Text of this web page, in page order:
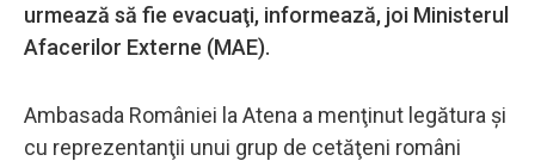
urmează să fie evacuaţi, informează, joi Ministerul
Afacerilor Externe (MAE).
Ambasada României la Atena a menţinut legătura şi
cu reprezentanţii unui grup de cetăţeni români